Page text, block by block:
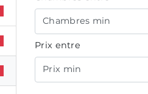
Chambres min
Prix entre
Prix min